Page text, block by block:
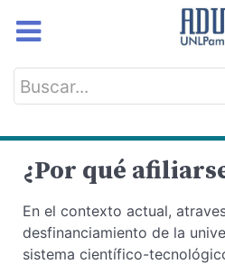
Buscar...
Afiliate a ADU
¿Por qué
En el contexto actual,
desfinanciamiento de la
sistema científico-